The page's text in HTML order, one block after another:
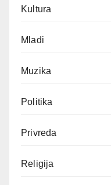
Kultura
Mladi
Muzika
Politika
Privreda
Religija